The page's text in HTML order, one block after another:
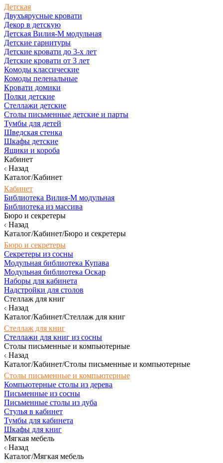
Детская
Двухъярусные кровати
Декор в детскую
Детская Вилия-М модульная
Детские гарнитуры
Детские кровати до 3-х лет
Детские кровати от 3 лет
Комоды классические
Комоды пеленальные
Кровати домики
Полки детские
Стеллажи детские
Столы письменные детские и парты
Тумбы для детей
Шведская стенка
Шкафы детские
Ящики и короба
Кабинет
Назад
Каталог/Кабинет
Кабинет
Библиотека Вилия-М модульная
Библиотека из массива
Бюро и секретеры
Назад
Каталог/Кабинет/Бюро и секретеры
Бюро и секретеры
Секретеры из сосны
Модульная библиотека Купава
Модульная библиотека Оскар
Наборы для кабинета
Надстройки для столов
Стеллаж для книг
Назад
Каталог/Кабинет/Стеллаж для книг
Стеллаж для книг
Стеллажи для книг из сосны
Столы письменные и компьютерные
Назад
Каталог/Кабинет/Столы письменные и компьютерные
Столы письменные и компьютерные
Компьютерные столы из дерева
Письменные из сосны
Письменные столы из дуба
Стулья в кабинет
Тумбы для кабинета
Шкафы для книг
Мягкая мебель
Назад
Каталог/Мягкая мебель